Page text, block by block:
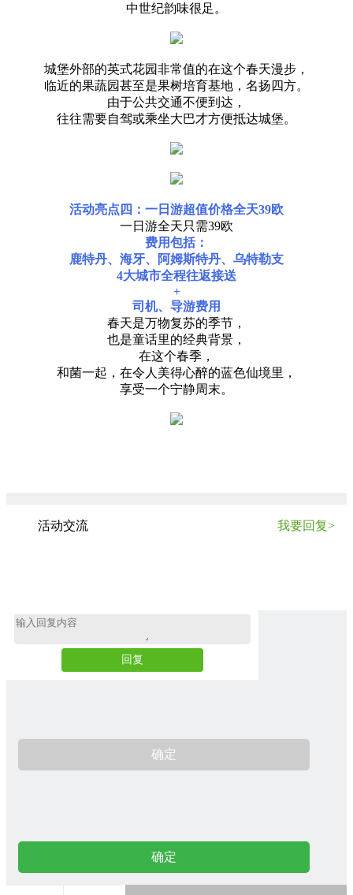
中世纪韵味很足。
城堡外部的英式花园非常值的在这个春天漫步，
临近的果蔬园甚至是果树培育基地，名扬四方。
由于公共交通不便到达，
往往需要自驾或乘坐大巴才方便抵达城堡。
活动亮点四：一日游超值价格全天39欧
一日游全天只需39欧
费用包括：
鹿特丹、海牙、阿姆斯特丹、乌特勒支
4大城市全程往返接送
+
司机、导游费用
春天是万物复苏的季节，
也是童话里的经典背景，
在这个春季，
和菌一起，在令人美得心醉的蓝色仙境里，
享受一个宁静周末。
活动交流 我要回复>
回复
确定
确定